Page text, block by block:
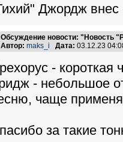
Джордж внес
Обсуждение новости: "Новость
Автор: maks_i Дата: 03.12.23
- короткая
- небольшое
чаще
за такие